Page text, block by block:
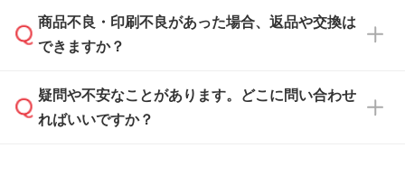
しい
解像度の低い画像や、手書きのイラスト、写真
などを、印刷に適したベクターデータに変換し
・フルカラーデータを1色に変換してほしい
本体色がブラック、ネイビーなど濃色の場合は
白色か淡い色の印刷色をおすすめしておりま
本体色がナチュラルなど淡色の場合、印刷をく
っきりと目立たせたいときは濃い印刷色が、柔
らかい雰囲気にしたいときは淡い印刷色が映え
営業日は平日の10:00～18:00で、土日祝日はお
休みとなります。注文・見積・お問い合わせ
速やかに対応いたします。
商品不良・印刷不良があった場合、返品や交換は
できますか？
お手数をお掛けいたしますが、至急担当スタッ
フまでご連絡ください。商品の状況を確認し、
疑問や不安なことがあります。どこに問い合わせ
ればいいですか？